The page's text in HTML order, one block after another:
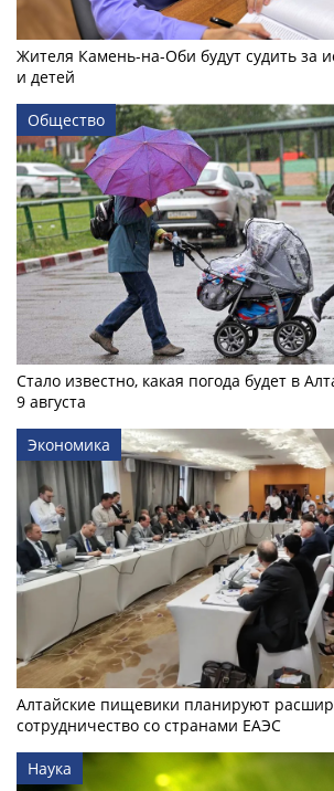
Жителя Камень-на-Оби будут судить за
и детей
Общество
Стало известно, какая погода будет в
9 августа
Экономика
Алтайские пищевики планируют
сотрудничество со странами ЕАЭС
Наука